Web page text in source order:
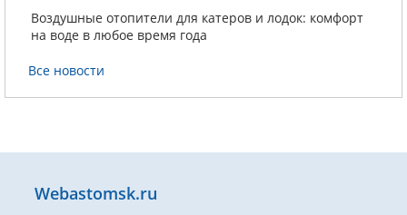
Воздушные отопители для катеров и лодок: комфорт
на воде в любое время года
Все новости
Webastomsk.ru